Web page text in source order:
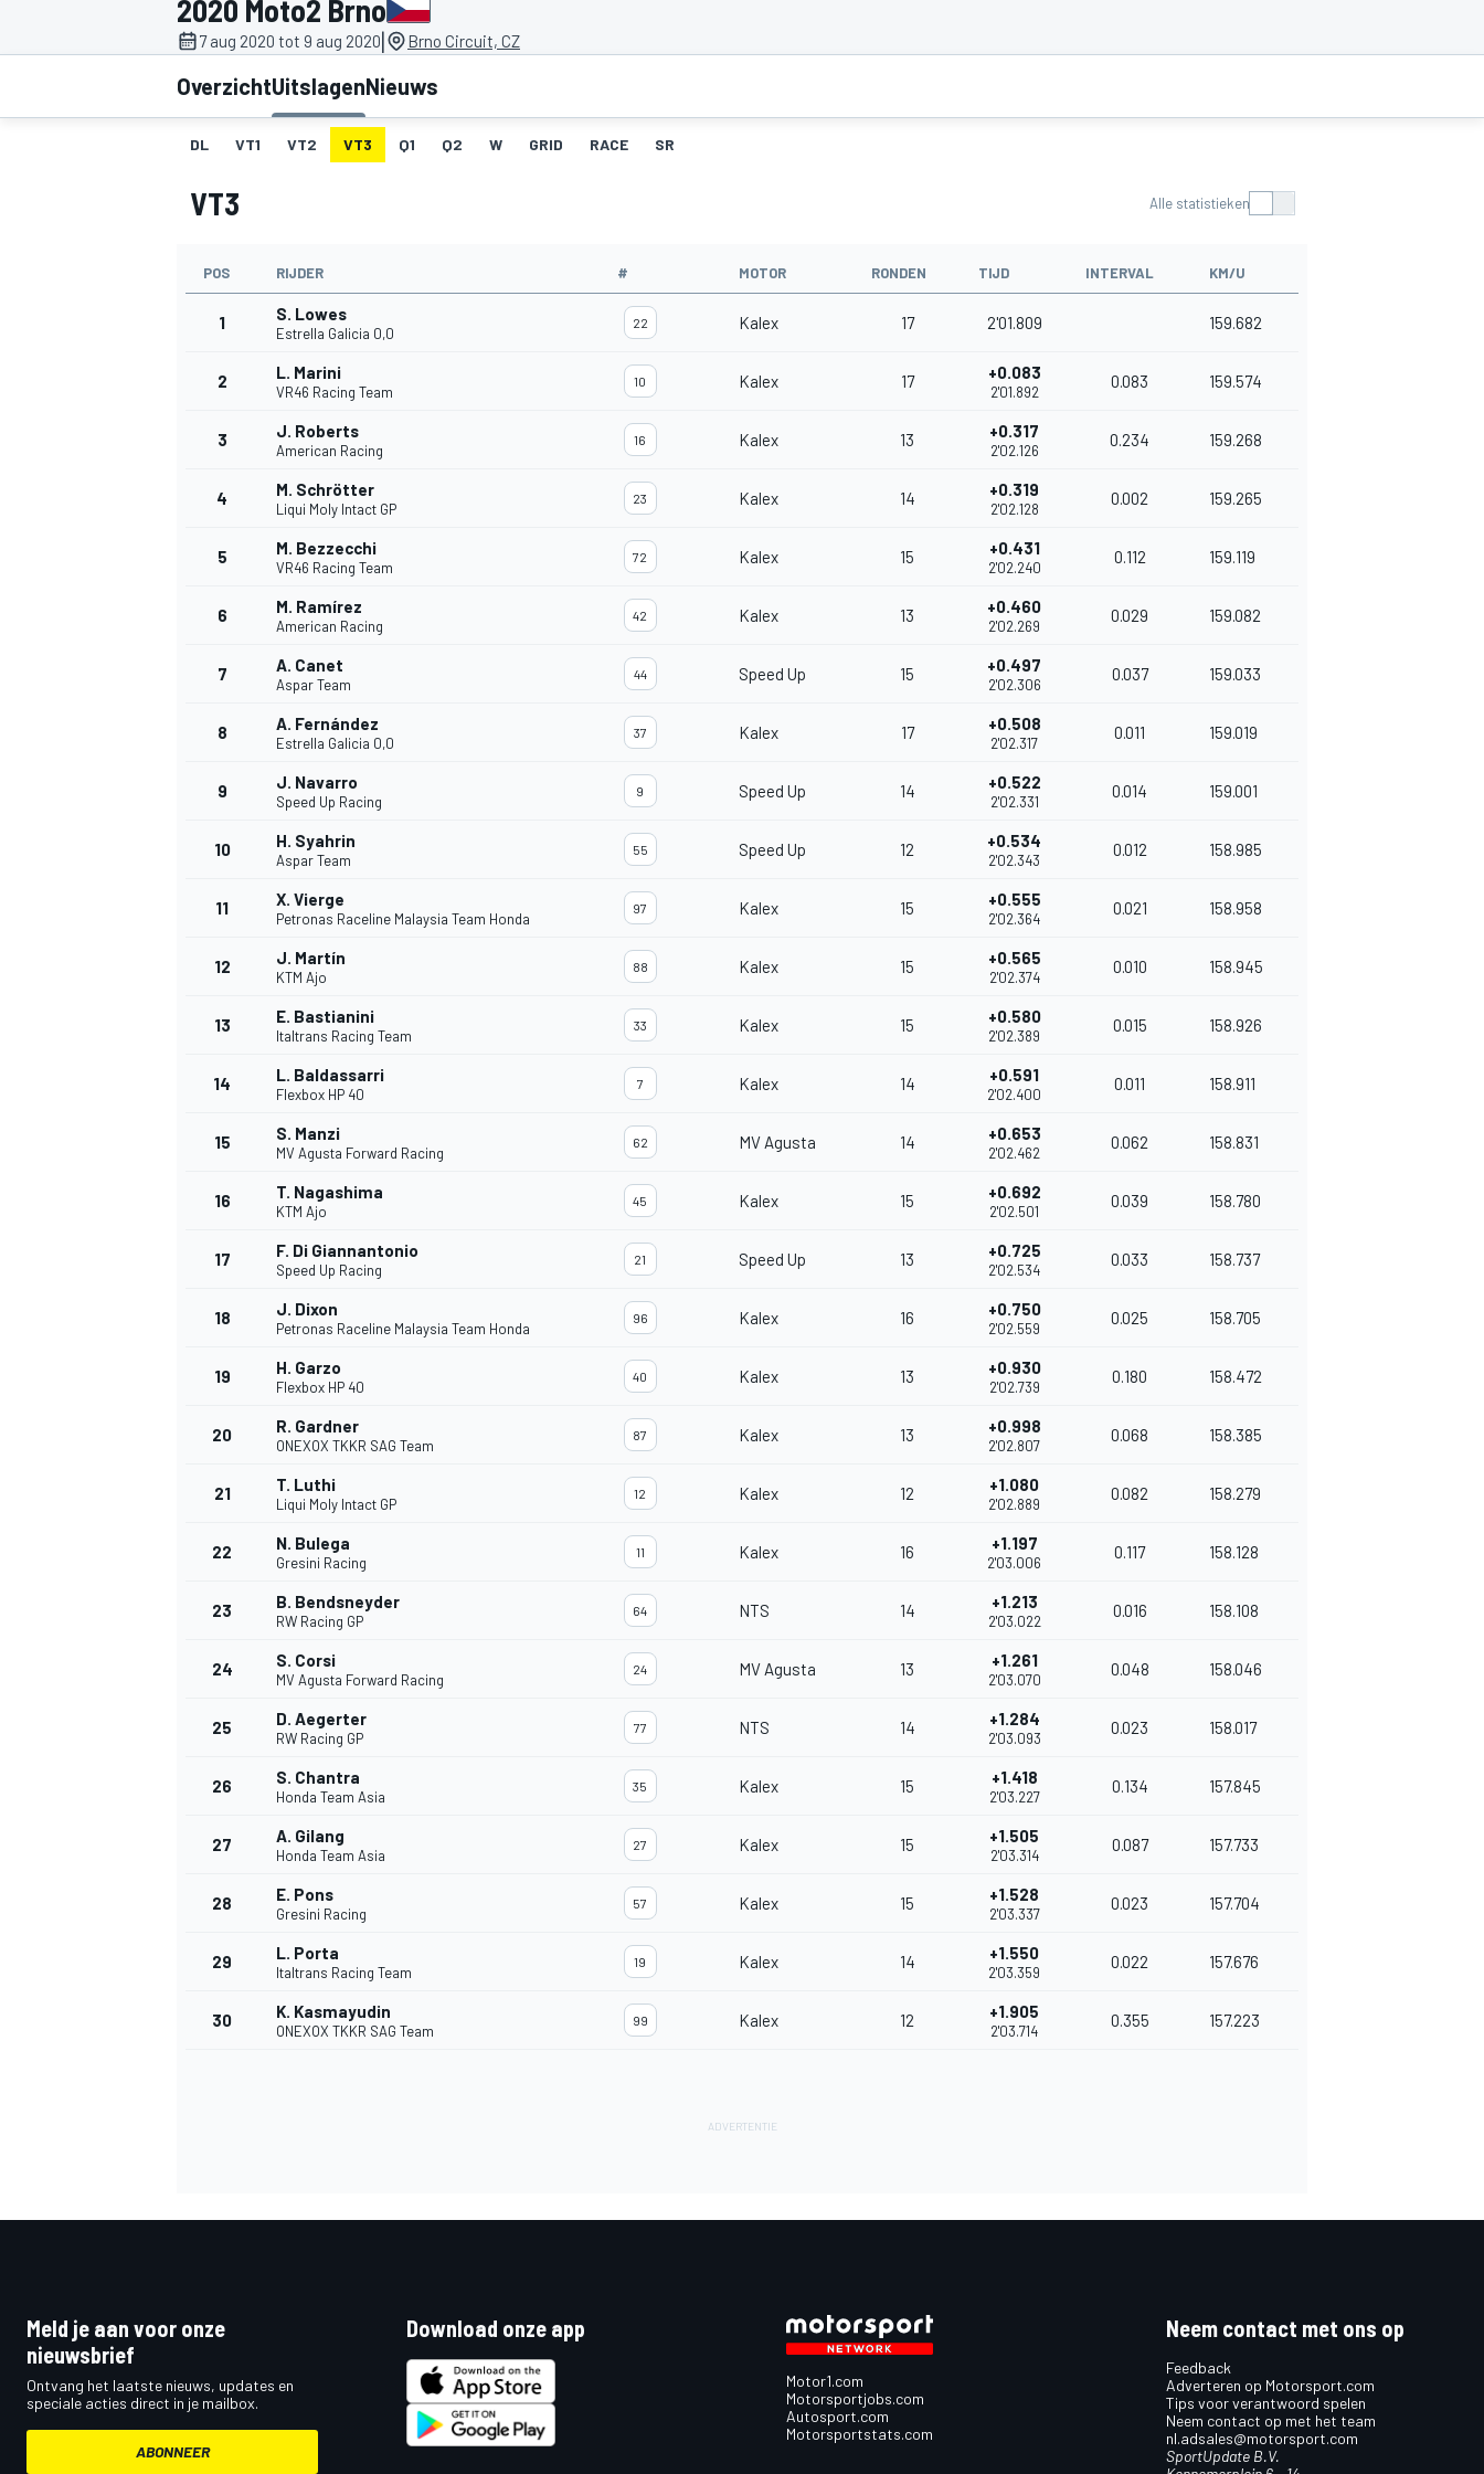
DTM
2020 Moto2 Brno
7 aug 2020 tot 9 aug 2020| Brno Circuit, CZ
OverzichtUitslagenNieuws
DL VT1 VT2 VT3 Q1 Q2 W GRID RACE SR
VT3 Alle statistieken
POS RIJDER # MOTOR RONDEN TIJD INTERVAL KM/U
1 S. Lowes
Estrella Galicia 0,0
22 Kalex 17 2'01.809 159.682
2 L. Marini
VR46 Racing Team
10 Kalex 17 +0.083
2'01.892
0.083 159.574
3 J. Roberts
American Racing
16 Kalex 13 +0.317
2'02.126
0.234 159.268
4 M. Schrötter
Liqui Moly Intact GP
23 Kalex 14 +0.319
2'02.128
0.002 159.265
5 M. Bezzecchi
VR46 Racing Team
72 Kalex 15 +0.431
2'02.240
0.112 159.119
6 M. Ramírez
American Racing
42 Kalex 13 +0.460
2'02.269
0.029 159.082
7 A. Canet
Aspar Team
44 Speed Up 15 +0.497
2'02.306
0.037 159.033
8 A. Fernández
Estrella Galicia 0,0
37 Kalex 17 +0.508
2'02.317
0.011 159.019
9 J. Navarro
Speed Up Racing
9 Speed Up 14 +0.522
2'02.331
0.014 159.001
10 H. Syahrin
Aspar Team
55 Speed Up 12 +0.534
2'02.343
0.012 158.985
11 X. Vierge
Petronas Raceline Malaysia Team Honda
97 Kalex 15 +0.555
2'02.364
0.021 158.958
12 J. Martín
KTM Ajo
88 Kalex 15 +0.565
2'02.374
0.010 158.945
13 E. Bastianini
Italtrans Racing Team
33 Kalex 15 +0.580
2'02.389
0.015 158.926
14 L. Baldassarri
Flexbox HP 40
7 Kalex 14 +0.591
2'02.400
0.011 158.911
15 S. Manzi
MV Agusta Forward Racing
62 MV Agusta 14 +0.653
2'02.462
0.062 158.831
16 T. Nagashima
KTM Ajo
45 Kalex 15 +0.692
2'02.501
0.039 158.780
17 F. Di Giannantonio
Speed Up Racing
21 Speed Up 13 +0.725
2'02.534
0.033 158.737
18 J. Dixon
Petronas Raceline Malaysia Team Honda
96 Kalex 16 +0.750
2'02.559
0.025 158.705
19 H. Garzo
Flexbox HP 40
40 Kalex 13 +0.930
2'02.739
0.180 158.472
20 R. Gardner
ONEXOX TKKR SAG Team
87 Kalex 13 +0.998
2'02.807
0.068 158.385
21 T. Luthi
Liqui Moly Intact GP
12 Kalex 12 +1.080
2'02.889
0.082 158.279
22 N. Bulega
Gresini Racing
11 Kalex 16 +1.197
2'03.006
0.117 158.128
23 B. Bendsneyder
RW Racing GP
64 NTS 14 +1.213
2'03.022
0.016 158.108
24 S. Corsi
MV Agusta Forward Racing
24 MV Agusta 13 +1.261
2'03.070
0.048 158.046
25 D. Aegerter
RW Racing GP
77 NTS 14 +1.284
2'03.093
0.023 158.017
26 S. Chantra
Honda Team Asia
35 Kalex 15 +1.418
2'03.227
0.134 157.845
27 A. Gilang
Honda Team Asia
27 Kalex 15 +1.505
2'03.314
0.087 157.733
28 E. Pons
Gresini Racing
57 Kalex 15 +1.528
2'03.337
0.023 157.704
29 L. Porta
Italtrans Racing Team
19 Kalex 14 +1.550
2'03.359
0.022 157.676
30 K. Kasmayudin
ONEXOX TKKR SAG Team
99 Kalex 12 +1.905
2'03.714
0.355 157.223
Meld je aan voor onze
nieuwsbrief
Ontvang het laatste nieuws, updates en
speciale acties direct in je mailbox.
ABONNEER
Download onze app
Motor1.com
Motorsportjobs.com
Autosport.com
Motorsportstats.com
Neem contact met ons op
Feedback
Adverteren op Motorsport.com
Tips voor verantwoord spelen
Neem contact op met het team
nl.adsales@motorsport.com
SportUpdate B.V.